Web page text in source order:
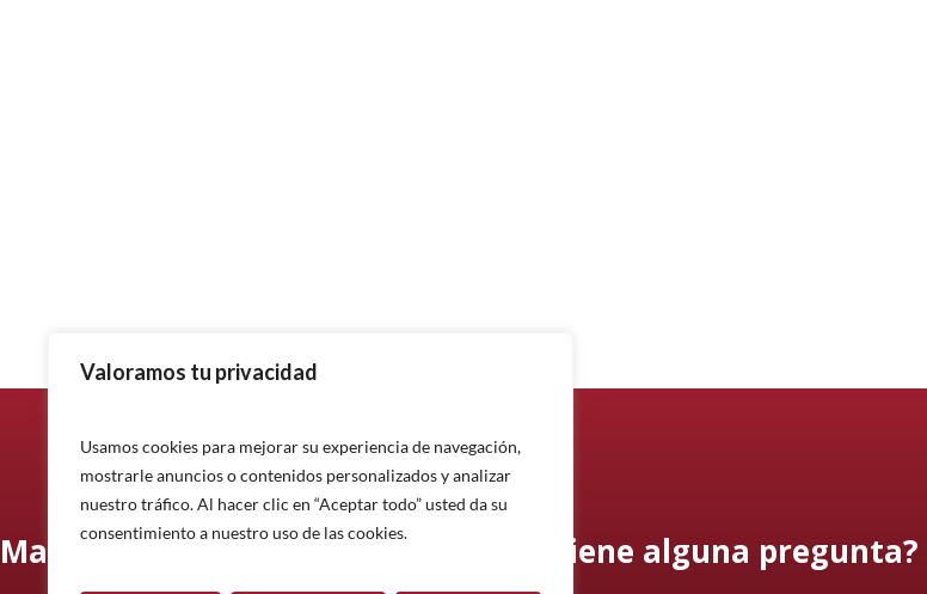
Valoramos tu privacidad
Usamos cookies para mejorar su experiencia de navegación,
mostrarle anuncios o contenidos personalizados y analizar
nuestro tráfico. Al hacer clic en “Aceptar todo” usted da su
consentimiento a nuestro uso de las cookies.
Manténgase informado ¿Tiene alguna pregunta?